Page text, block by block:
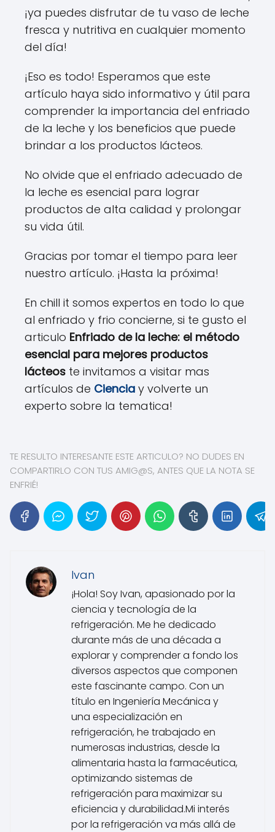
¡ya puedes disfrutar de tu vaso de leche
fresca y nutritiva en cualquier momento
del día!
¡Eso es todo! Esperamos que este
artículo haya sido informativo y útil para
comprender la importancia del enfriado
de la leche y los beneficios que puede
brindar a los productos lácteos.
No olvide que el enfriado adecuado de
la leche es esencial para lograr
productos de alta calidad y prolongar
su vida útil.
Gracias por tomar el tiempo para leer
nuestro artículo. ¡Hasta la próxima!
En chill it somos expertos en todo lo que
al enfriado y frio concierne, si te gusto el
articulo Enfriado de la leche: el método
esencial para mejores productos
lácteos te invitamos a visitar mas
artículos de Ciencia y volverte un
experto sobre la tematica!
TE RESULTO INTERESANTE ESTE ARTICULO? NO DUDES EN
COMPARTIRLO CON TUS AMIG@S, ANTES QUE LA NOTA SE
ENFRIÉ!
Ivan
¡Hola! Soy Ivan, apasionado por la
ciencia y tecnología de la
refrigeración. Me he dedicado
durante más de una década a
explorar y comprender a fondo los
diversos aspectos que componen
este fascinante campo. Con un
título en Ingeniería Mecánica y
una especialización en
refrigeración, he trabajado en
numerosas industrias, desde la
alimentaria hasta la farmacéutica,
optimizando sistemas de
refrigeración para maximizar su
eficiencia y durabilidad.Mi interés
por la refrigeración va más allá de